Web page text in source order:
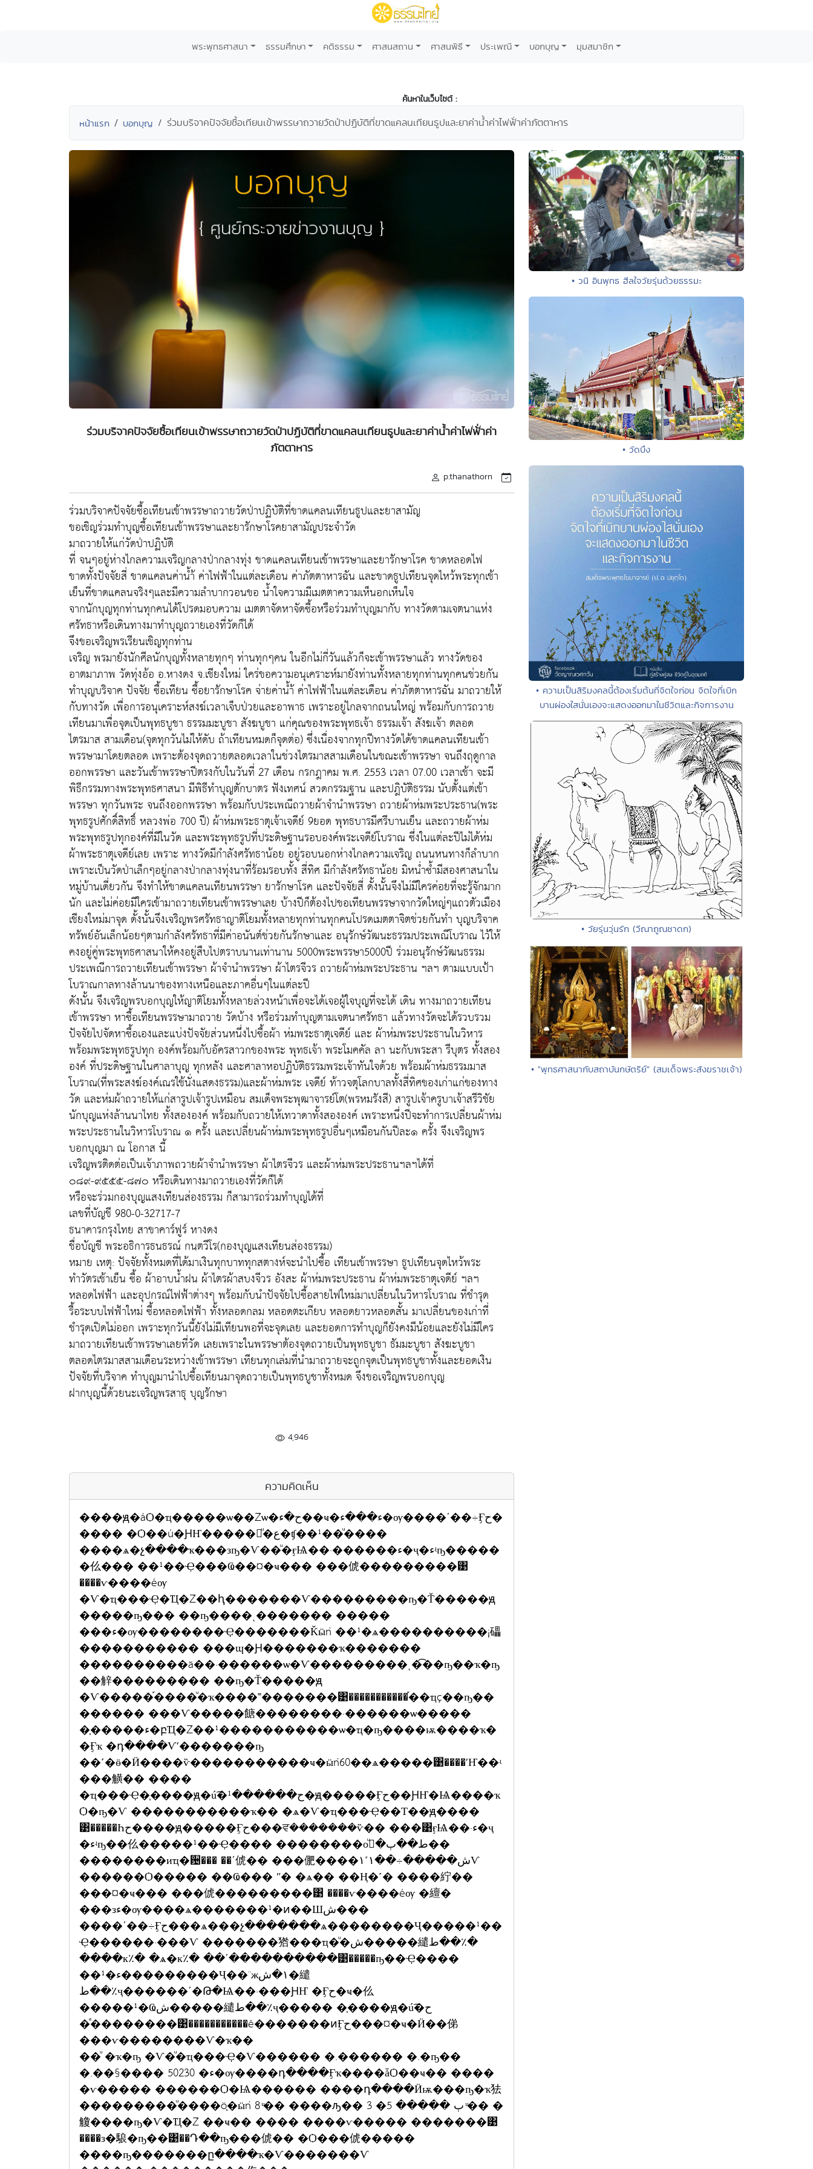
พระพุทธศาสนา ธรรมศึกษา คติธรรม ศาสนสถาน ศาสนพิธี ประเพณี บอกบุญ มุมสมาชิก
ค้นหาในเว็บไซต์ :
หน้าแรก บอกบุญ ร่วมบริจาคปัจจัยซื้อเทียนเข้าพรรษาถวายวัดป่าปฏิบัติที่ขาดแคลนเทียนธูปและยาค่าน้ำค่าไฟฟ้่าค่าภัตตาหาร
ร่วมบริจาคปัจจัยซื้อเทียนเข้าพรรษาถวายวัดป่าปฏิบัติที่ขาดแคลนเทียนธูปและยาค่าน้ำค่าไฟฟ้่าค่า
ภัตตาหาร
p.thanathorn
ร่วมบริจาคปัจจัยซื้อเทียนเข้าพรรษาถวายวัดป่าปฏิบัติที่ขาดแคลนเทียนธูปและยาสามัญ
ขอเชิญร่วมทำบุญซื้อเทียนเข้าพรรษาและยารักษาโรคยาสามัญประจำวัด
มาถวายให้แก่วัดป่าปฏิบัติ
ที่ จนๆอยู่ห่างไกลความเจริญกลางป่ากลางทุ่ง ขาดแคลนเทียนเข้าพรรษาและยารักษาโรค ขาดหลอดไฟ
ขาดทั้งปัจจัยสี่ ขาดแคลนค่าน้ำ้ ค่าไฟฟ้าในแต่ละเดือน ค่าภัตตาหารฉัน และขาดธูปเทียนจุดไหว้พระทุกเช้า
เย็นที่ขาดแคลนจริงๆและมีความลำบากวอนขอ น้ำใจความมีเมตตาความเห็นอกเห็นใจ
จากนักบุญทุกท่านทุกคนได้โปรดมอบความ เมตตาจัดหาจัดซื้อหรือร่วมทำบุญมากับ ทางวัดตามเจตนาแห่ง
ศรัทธาหรือเดินทางมาทำบุญถวายเองที่วัดก็ได้
จึงขอเจริญพรเรียนเชิญทุกท่าน
เจริญ พรมายังนักศีลนักบุญทั้งหลายทุกๆ ท่านทุกๆคน ในอีกไม่กี่วันแล้วก็จะเข้าพรรษาแล้ว ทางวัดของ
อาตมาภาพ วัดทุ่งอ้อ อ.หางดง จ.เชียงใหม่ ใคร่ขอความอนุเคราะห์มายังท่านทั้งหลายทุกท่านทุกคนช่วยกัน
ทำบุญบริจาค ปัจจัย ซื้อเทียน ซื้อยารักษาโรค จ่ายค่าน้ำ้ ค่าไฟฟ้าในแต่ละเดือน ค่าภัตตาหารฉัน มาถวายให้
กับทางวัด เพื่อการอนุเคราะห์สงฆ์เวลาเจ็บป่วยและอาพาธ เพราะอยู่ไกลจากถนนใหญ่ พร้อมกับการถวาย
เทียนมาเพื่อจุดเป็นพุทธบูชา ธรรมมะบูชา สังฆบูชา แก่คุณของพระพุทธเจ้า ธรรมเจ้า สังฆเจ้า ตลอด
ไตรมาส สามเดือน(จุดทุกวันไม่ให้ดับ ถ้าเทียนหมดก็จุดต่อ) ซึ่งเนื่องจากทุกปีทางวัดได้ขาดแคลนเทียนเข้า
พรรษามาโดยตลอด เพราะต้องจุดถวายตลอดเวลาในช่วงไตรมาสสามเดือนในขณะเข้าพรรษา จนถึงฤดูกาล
ออกพรรษา และวันเข้าพรรษาปีตรงกับในวันที่ 27 เดือน กรกฎาคม พ.ศ. 2553 เวลา 07.00 เวลาเช้า จะมี
พิธีกรรมทางพระพุทธศาสนา มีพิธีทำบุญตักบาตร ฟังเทศน์ สวดกรรมฐาน และปฎิบัติธรรม นับตั้งแต่เข้า
พรรษา ทุกวันพระ จนถึงออกพรรษา พร้อมกับประเพณีถวายผ้าจำนำพรรษา ถวายผ้าห่มพระประธาน(พระ
พุทธรูปศักดิ์สิทธิ์ หลวงพ่อ 700 ปี) ผ้าห่มพระธาตุเจ้าเจดีย์ 9ยอด พุทธบารมีศรีบานเย็น และถวายผ้าห่ม
พระพุทธรูปทุกองค์ที่มีในวัด และพระพุทธรูปที่ประดิษฐานรอบองค์พระเจดีย์โบราณ ซึ่งในแต่ละปีไม่ได้ห่ม
ผ้าพระธาตุเจดีย์เลย เพราะ ทางวัดมีกำลังศรัทธาน้อย อยู่รอบนอกห่างไกลความเจริญ ถนนหนทางก็ลำบาก
เพราะเป็นวัดป่าเล็กๆอยู่กลางป่ากลางทุ่งนาที่ร้อมรอบทั้ง สี่ทิศ มีกำลังศรัทธาน้อย มิหน่ำซ้ำมีสองศาสนาใน
หมู่บ้านเดี่ยวกัน จึงทำให้ขาดแคลนเทียนพรรษา ยารักษาโรค และปัจจัยสี่ ดั้งนั้นจึงไม่มีใครค่อยที่จะรู้จักมาก
นัก และไม่ค่อยมีใครเข้ามาถวายเทียนเข้าพรรษาเลย บ้างปีก็ต้องไปขอเทียนพรรษาจากวัดใหญ่ๆแถวตัวเมือง
เชียงใหม่มาจุด ดั้งนั้นจึงเจริญพรศรัทธาญาติโยมทั้งหลายทุกท่านทุกคนโปรดเมตตาจิตช่วยกันทำ บุญบริจาค
ทรัพย์อันเล็กน้อยๆตามกำลังศรัทธาที่มีค่าอนันต์ช่วยกันรักษาและ อนุรักษ์วัฒนะธรรมประเพณีโบราณ ไว้ให้
คงอยู่คู่พระพุทธศาสนาให้คงอยู่สืบไปตราบนานเท่านาน 5000พระพรรษา5000ปี ร่วมอนุรักษ์วัฒนธรรม
ประเพณีการถวายเทียนเข้าพรรษา ผ้าจำนำพรรษา ผ้าไตรจีวร ถวายผ้าห่มพระประธาน ฯลฯ ตามแบบเป้า
โบราณกาลทางล้านนาของทางเหนือและภาคอื่นๆในแต่ละปี
ดังนั้น จึงเจริญพรบอกบุญให้ญาติโยมทั้งหลายล่วงหน้าเพื่อจะได้เจอผู้ใจบุญที่จะได้ เดิน ทางมาถวายเทียน
เข้าพรรษา หาซื้อเทียนพรรษามาถวาย วัดบ้าง หรือร่วมทำบุญตามเจตนาศรัทธา แล้วทางวัดจะได้รวบรวม
ปัจจัยไปจัดหาซื้อเองและแบ่งปัจจัยส่วนหนึ่งไปซื้อผ้า ห่มพระธาตุเจดีย์ และ ผ้าห่มพระประธานในวิหาร
พร้อมพระพุทธรูปทุก องค์พร้อมกับอัครสาวกของพระ พุทธเจ้า พระโมคคัล ลา นะกับพระสา รีบุตร ทั้งสอง
องค์ ที่ประดิษฐานในศาลาบุญ ทุกหลัง และศาลาหอปฏิบัติธรรมพระเจ้าทันใจด้วย พร้อมผ้าห่มธรรมมาส
โบราณ(ที่พระสงฆ์องค์เณรใช้นั่งแสดงธรรม)และผ้าห่มพระ เจดีย์ ท้าวจตุโลกบาลทั้งสี่ทิศของเก่าแก่ของทาง
วัด และห่มผ้าถวายให้แก่สารูปเจ้ารูปเหมือน สมเด็จพระพุฒาจารย์โต(พรหมรังสี) สารูปเจ้าครูบาเจ้าสรีวิชัย
นักบุญแห่งล้านนาไทย ทั้งสององค์ พร้อมกับถวายให้เทวาดาทั้งสององค์ เพราะหนึ่งปีจะทำการเปลี่ยนผ้าห่ม
พระประธานในวิหารโบราณ ๑ ครั้ง และเปลี่ยนผ้าห่มพระพุทธรูปอื่นๆเหมือนกันปีละ๑ ครั้ง จึงเจริญพร
บอกบุญมา ณ โอกาส นี้
เจริญพรติดต่อเป็นเจ้าภาพถวายผ้าจำนำพรรษา ผ้าไตรจีวร และผ้าห่มพระประธานฯลฯได้ที่
๐๘๙-๙๕๕๕-๘๗๐ หรือเดินทางมาถวายเองที่วัดก็ได้
หรือจะร่วมกองบุญแสงเทียนส่องธรรม ก็สามารถร่วมทำบุญได้ที่
เลขที่บัญชี 980-0-32717-7
ธนาคารกรุงไทย สาขาคาร์ฟูร์ หางดง
ชื่อบัญชี พระอธิการธนธรณ์ กนฺตวีโร(กองบุญแสงเทียนส่องธรรม)
หมาย เหตุ: ปัจจัยทั้งหมดที่ได้มาเงินทุกบาททุกสตางห์จะนำไปซื้อ เทียนเข้าพรรษา ธูปเทียนจุดไหว้พระ
ทำวัตรเช้าเย็น ซื้อ ผ้าอาบน้ำฝน ผ้าไตรผ้าสบงจีวร อังสะ ผ้าห่มพระประธาน ผ้าห่มพระธาตุเจดีย์ ฯลฯ
หลอดไฟฟ้า และอุปกรณ์ไฟฟ้าต่างๆ พร้อมกับนำปัจจัยไปซื้อสายไฟใหม่มาเปลี่ยนในวิหารโบราณ ที่ชำรุด
รื้อระบบไฟฟ้าใหม่ ซื้อหลอดไฟฟ้า ทั้งหลอดกลม หลอดตะเกียบ หลอดยาวหลอดสั้น มาเปลี่ยนของเก่าที่
ชำรุดเปิดไม่ออก เพราะทุกวันนี้ยังไม่มีเทียนพอที่จะจุดเลย และยอดการทำบุญก็ยังคงมีน้อยและยังไม่มีใคร
มาถวายเทียนเข้าพรรษาเลยที่วัด เลยเพราะในพรรษาต้องจุดถวายเป็นพุทธบูชา ธัมมะบูชา สังฆะบูชา
ตลอดไตรมาสสามเดือนระหว่างเข้าพรรษา เทียนทุกเล่มที่นำมาถวายจะถูกจุดเป็นพุทธบูชาทั้งและยอดเงิน
ปัจจัยที่บริจาค ทำบุญมานำไปซื้อเทียนมาจุดถวายเป็นพุทธบูชาทั้งหมด จึงขอเจริญพรบอกบุญ
ฝากบุญนี้ด้วยนะเจริญพรสาธุ บุญรักษา
4,946
ความคิดเห็น
����ԭ�áѺ�ҵ�����ѡ��Źѡ�ح�ء��ҹ�ء���ء�ѹ����ʹ��÷Ӻح�
���� �Ѻ��ú�ԨҤ�����㹡ͧ�ع�ʧ��¹��ͧ����
����ѧ�չ����ҡ���зҧ�Ѵ��ͧ�ӻѨ��·������ء�ҷ�ءʵҧ�����
�仫��� ��¹��Ҿ���Ҩ��¤�ҹ��� ���俿���������͹
����ѵ����éѹ
�Ѵ�ҵ���Ҿ�Ҵ�Ź��ԧ�������Ѵ���������ҧ�Ť�����ԭ
�����ҧ��� ��ҧ����ͺ������� �����
���ء�ѹ��������Ҿ�������Ǩӹǹ ��¹�ѧ����������¡礧
����������� ���ɰ�Ԩ�������ҡ�������
����������ä��·������ѡ�Ѵ���������ͺ�͡��ҧ��ҡ�ҧ
��觪��������� ��ҧ�Ť�����ԭ
�Ѵ�����֡����ͧ�ҡ����˭�������͹�����������֡��ҵç��ҧ��
������ ���Ѵ�����餹��������·������ѡ�����
�֧�����ء�բҴ�Ź��¹�����������ѡ�ҵ�ҧ����ѭ����ҡ�
�Ӻҡ �դ����Ѵʹ�������ҧ
��˹�ӫ�Ӥ����ѷ�����������ҹ�ӹǹ60��ѧ�����͹����ʹҤ��ʵ
���觵�� ����
�ҵ���Ҿ�֧����ԭ�ú͡�ح������¹�ԭ�����Ӻح��ԨҤ�Ѩ����ҡ
Ѻ�ҧ�Ѵ �����������ҡ�� �ѧ�Ѵ�ҵ���Ҿ��Т��ԭ����
͹�����Һح����ԭ�����Ӻح���ਵ�������ѷ�� ���͹ӻѨ��·ء�ҷ
�ءʵҧ��仫�����¹��Ҿ���� ��������оط��ٻ�ءͧ��
��������иҵ�਴��� ��ʹ俿�� ���俷����ش�����÷��١˹١Ѵ
������Ѻ����� ��Ҩ��� ʺ� �ѧ�� ��Ң�˹� ����紵��
���¤�ҹ��� ���俿���������͹ ����ѵ����éѹ �繵�
���зء�ѹ����ѧ�������¹�ͷ��Шش���
����ʹ��÷Ӻح���ѧ���չ�������ѧ��������Ҷ�����¹��
Ҿ������·���Ѵ �������㹾���ҵ�ͧ�ش�����繾ط��٪�
����к٪� �ѧ�к٪� ��ʹ����������͹�����ҧ��Ҿ����
��¹�ء���������Ҷ��¨ж١�ش�繾
ط��٪ҷ������ʹ�Թ�Ѩ��·���ԨҤ �Ӻح�ҹ�仫
�ͤ��������͹�����������ê�������ͷӺح���¤�ҹ�Ӥ��俤
���ѵ��������Ѵ�ҡ��
��ͧ �ҡ�ҧ �Ѵ�ͧ�ҵ���Ҿ�Ѵ������ �.������ �.�ҧ��
�.��§���� 50230 �ء�ѹ����դ����Ӻҡ����ǡѺ��ҹ�� ����
�ѵ����� ������Ѻ�Ѩ������ ����դ����Ӥѭ���ҧ�ҡ㹤
���������ͧ����ö֧�ӹǹ 8 ͧ�� ����ԡ�� 3 �ٻ ����� 5 ͧ�� �
觼����ҧ�Ѵ�Ҵ�Ź ��ҹ�� ���� ����ѵ����� �������͹
����з�駺�ҧ��͹��Դ��ҧ���俿�� �Ѻ���俿�����
����ҧ�������ը����ҡ�Ѵ�������Ѵ
• วนิ อินพุทธ ฮีลใจวัยรุ่นด้วยธรรมะ
• วัดบึง
• ความเป็นสิริมงคลนี้ต้องเริ่มต้นที่จิตใจก่อน จิตใจที่เบิก
บานผ่องใสนั่นเองจะแสดงออกมาในชีวิตและกิจการงาน
• วัยรุ่นวุ่นรัก (วีณาถูณชาดก)
• "พุทธศาสนากับสถาบันกษัตริย์" (สมเด็จพระสังฆราชเจ้า)